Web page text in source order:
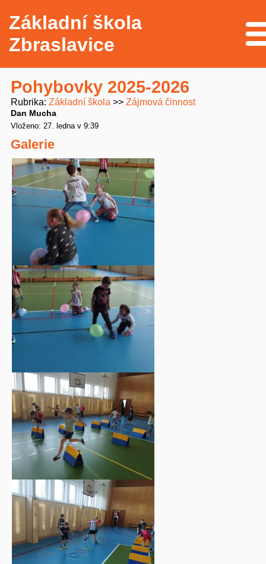
Základní škola
Zbraslavice
Pohybovky 2025-2026
Rubrika Základní škola Zájmová činnost
Dan Mucha
Vloženo: 27. ledna v 9:39
Galerie